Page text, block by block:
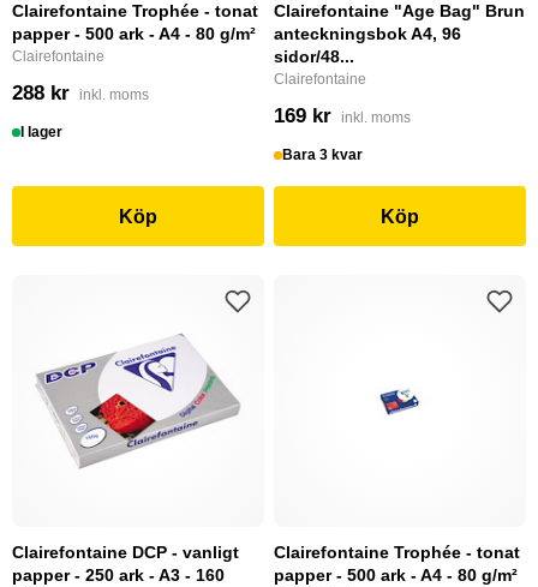
Clairefontaine Trophée - tonat
papper - 500 ark - A4 - 80 g/m²
Clairefontaine
288 kr inkl. moms
I lager
Köp
Clairefontaine "Age Bag" Brun
anteckningsbok A4, 96
sidor/48...
Clairefontaine
169 kr inkl. moms
Bara 3 kvar
Köp
Clairefontaine DCP - vanligt
papper - 250 ark - A3 - 160
Clairefontaine Trophée - tonat
papper - 500 ark - A4 - 80 g/m²